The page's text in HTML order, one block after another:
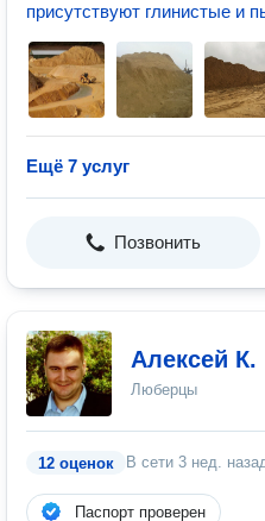
присутствуют глинистые и
Ещё 7 услуг
Позвонить
Алексей К.
Люберцы
12 оценок В сети 3 нед.
Паспорт проверен